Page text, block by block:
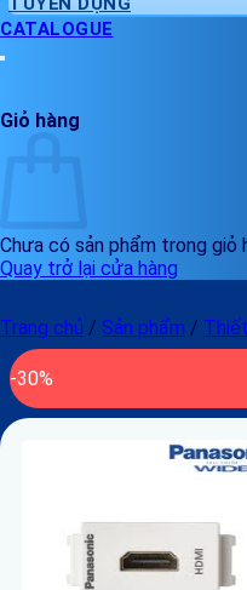
CATALOGUE
Giỏ hàng
Chưa có sản phẩm trong giỏ
Quay trở lại cửa hàng
Trang chủ / Sản phẩm /
-30%